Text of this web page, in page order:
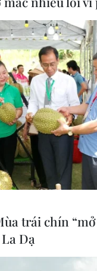
trái chín
Dạ